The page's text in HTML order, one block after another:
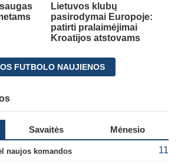
Lietuvos klubų
pasirodymai Europoje:
patirti pralaimėjimai
Kroatijos atstovams
FUTBOLO NAUJIENOS
Savaitės Mėnesio
naujos komandos 11